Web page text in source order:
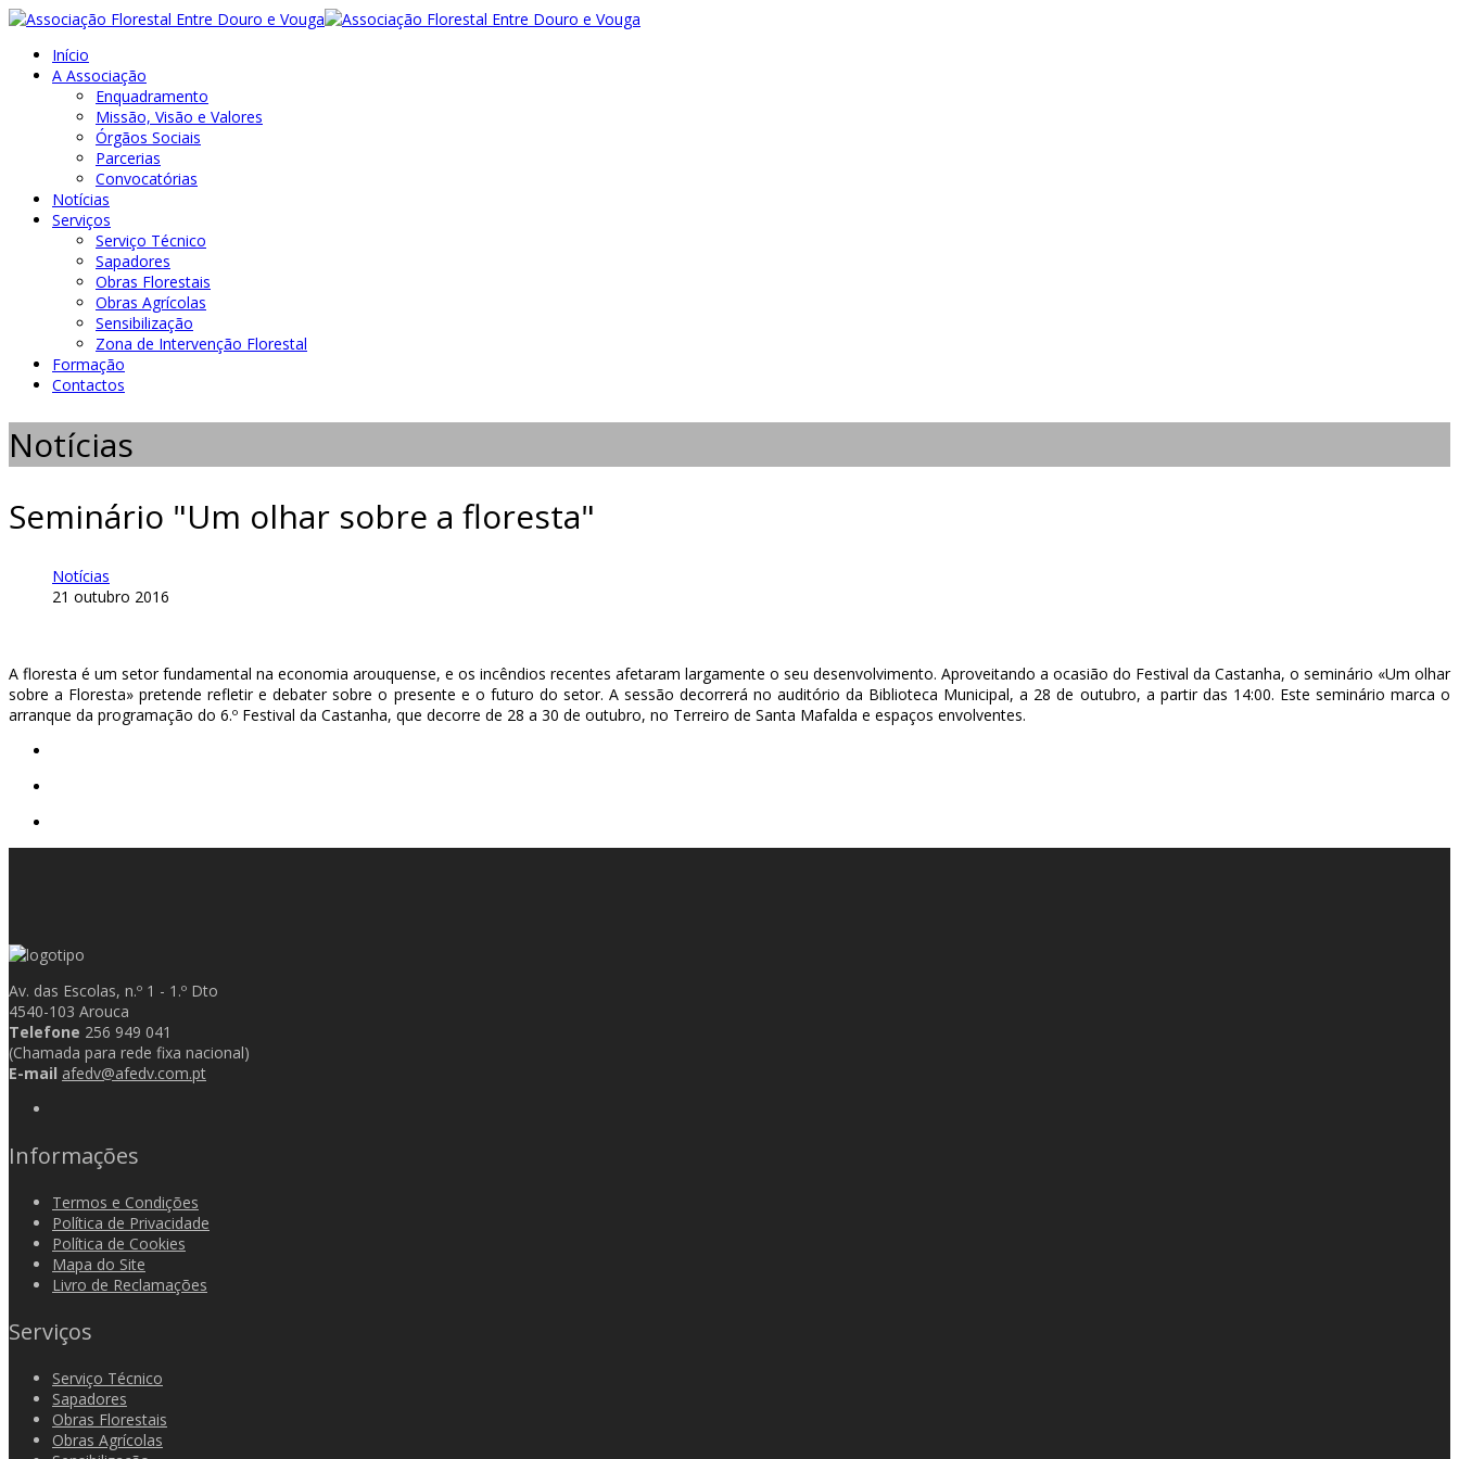
Início
A Associação
Enquadramento
Missão, Visão e Valores
Órgãos Sociais
Parcerias
Convocatórias
Notícias
Serviços
Serviço Técnico
Sapadores
Obras Florestais
Obras Agrícolas
Sensibilização
Zona de Intervenção Florestal
Formação
Contactos
Notícias
Seminário "Um olhar sobre a floresta"
Notícias
21 outubro 2016
A floresta é um setor fundamental na economia arouquense, e os incêndios recentes afetaram largamente o seu desenvolvimento. Aproveitando a ocasião do Festival da Castanha, o seminário «Um olhar
sobre a Floresta» pretende refletir e debater sobre o presente e o futuro do setor. A sessão decorrerá no auditório da Biblioteca Municipal, a 28 de outubro, a partir das 14:00. Este seminário marca o
arranque da programação do 6.º Festival da Castanha, que decorre de 28 a 30 de outubro, no Terreiro de Santa Mafalda e espaços envolventes.
Av. das Escolas, n.º 1 - 1.º Dto
4540-103 Arouca
Telefone 256 949 041
(Chamada para rede fixa nacional)
E-mail afedv@afedv.com.pt
Informações
Termos e Condições
Política de Privacidade
Política de Cookies
Mapa do Site
Livro de Reclamações
Serviços
Serviço Técnico
Sapadores
Obras Florestais
Obras Agrícolas